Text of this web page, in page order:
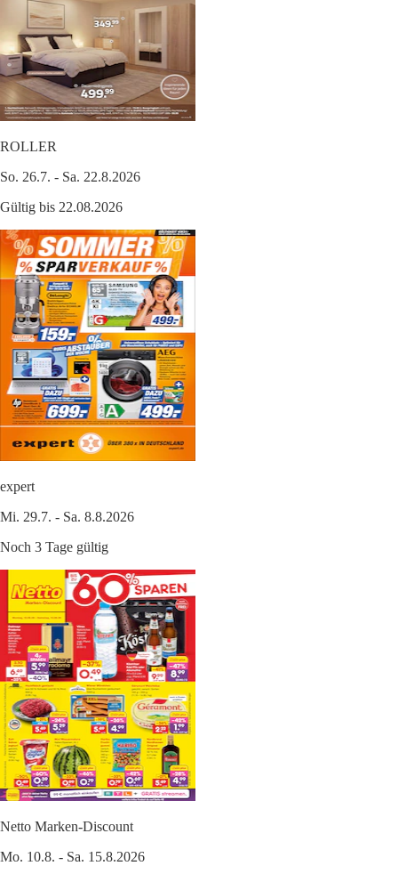
ROLLER
So. 26.7. - Sa. 22.8.2026
Gültig bis 22.08.2026
expert
Mi. 29.7. - Sa. 8.8.2026
Noch 3 Tage gültig
Netto Marken-Discount
Mo. 10.8. - Sa. 15.8.2026